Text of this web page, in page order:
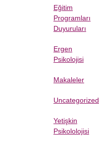
Eğitim
Programları
Duyuruları
Ergen
Psikolojisi
Makaleler
Uncategorized
Yetişkin
Psikololojisi